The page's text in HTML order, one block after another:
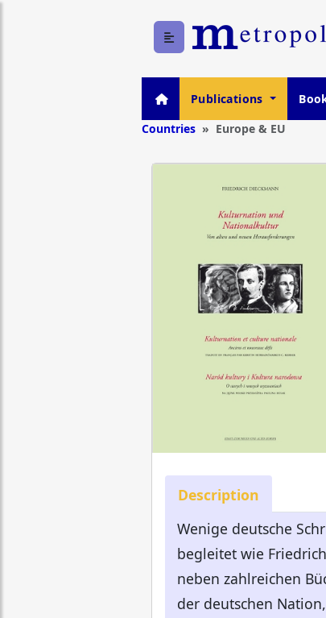
Publications
Countries
Europe & EU
Description
Wenige deutsche
begleitet wie
neben zahlreichen
der deutschen